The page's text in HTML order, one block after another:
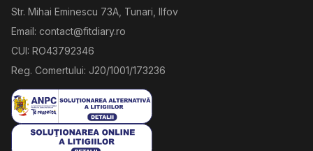
Str. Mihai Eminescu 73A, Tunari, Ilfov
Email: contact@fitdiary.ro
CUI: RO43792346
Reg. Comertului: J20/1001/173236